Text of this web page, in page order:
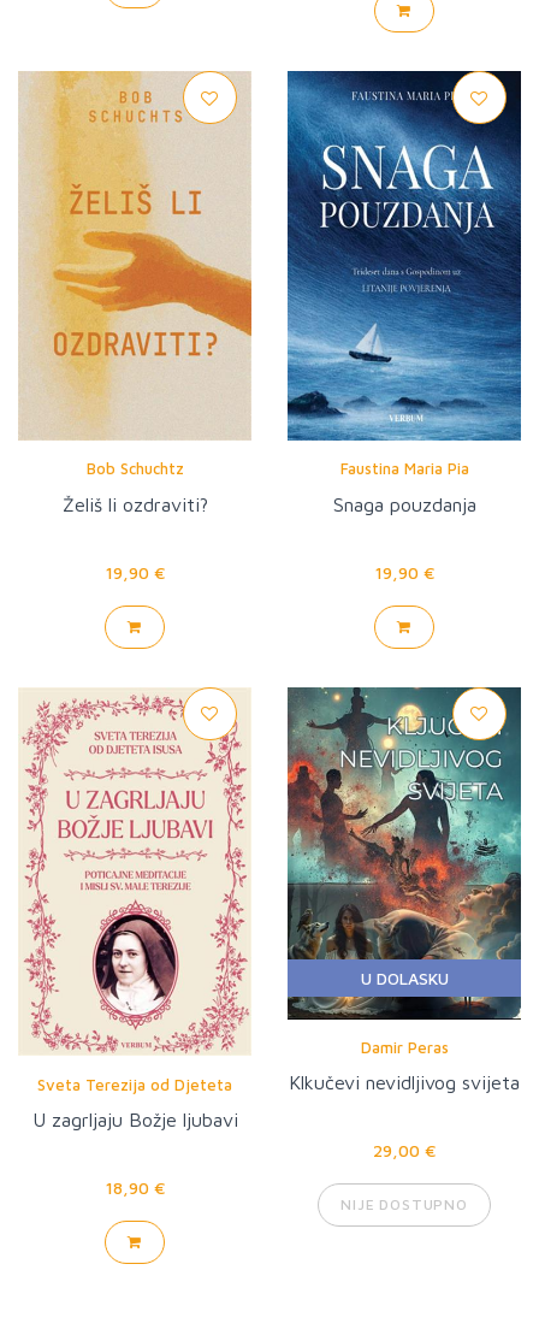
Bob Schuchtz
Želiš li ozdraviti?
19,90 €
Faustina Maria Pia
Snaga pouzdanja
19,90 €
Sveta Terezija od Djeteta
Isusa
U zagrljaju Božje ljubavi
18,90 €
U DOLASKU
Damir Peras
Klkučevi nevidljivog svijeta
29,00 €
NIJE DOSTUPNO